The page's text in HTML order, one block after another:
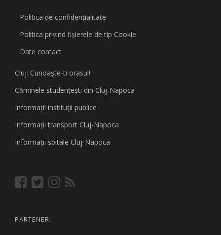
Politica de confidențialitate
Politica privind fişierele de tip Cookie
Date contact
Cluj: Cunoaşte-ti orasul!
Căminele studenţeşti din Cluj-Napoca
Informaţii instituţii publice
Informaţii transport Cluj-Napoca
Informaţii spitale Cluj-Napoca
PARTENERI